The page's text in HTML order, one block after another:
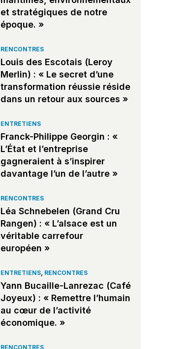
et stratégiques de notre
époque. »
RENCONTRES
Louis des Escotais (Leroy
Merlin) : « Le secret d’une
transformation réussie réside
dans un retour aux sources »
ENTRETIENS
Franck-Philippe Georgin : «
L’État et l’entreprise
gagneraient à s’inspirer
davantage l’un de l’autre »
RENCONTRES
Léa Schnebelen (Grand Cru
Rangen) : « L’alsace est un
véritable carrefour
européen »
ENTRETIENS, RENCONTRES
Yann Bucaille-Lanrezac (Café
Joyeux) : « Remettre l’humain
au cœur de l’activité
économique. »
RENCONTRES